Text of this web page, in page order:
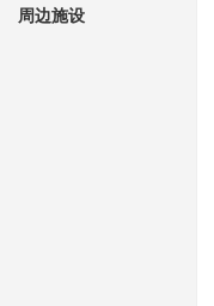
周边施设